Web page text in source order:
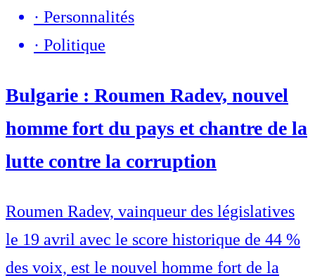
· Personnalités
· Politique
Bulgarie : Roumen Radev, nouvel
homme fort du pays et chantre de la
lutte contre la corruption
Roumen Radev, vainqueur des législatives
le 19 avril avec le score historique de 44 %
des voix, est le nouvel homme fort de la